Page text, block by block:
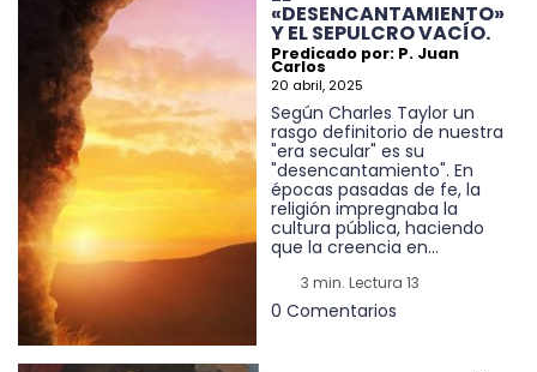
«DESENCANTAMIENTO»
Y EL SEPULCRO VACÍO.
Predicado por: P. Juan
Carlos
20 abril, 2025
Según Charles Taylor un
rasgo definitorio de nuestra
"era secular" es su
"desencantamiento". En
épocas pasadas de fe, la
religión impregnaba la
cultura pública, haciendo
que la creencia en...
3 min. Lectura 13
0 Comentarios